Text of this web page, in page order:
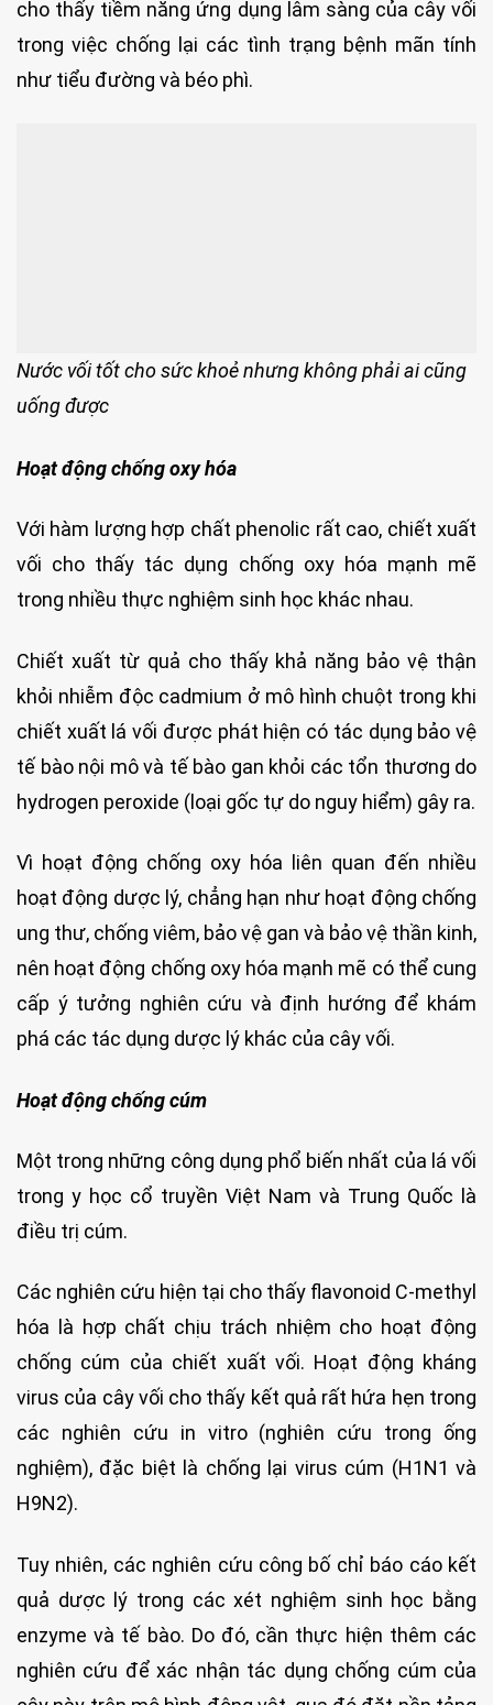
cho thấy tiềm năng ứng dụng lâm sàng của cây vối
trong việc chống lại các tình trạng bệnh mãn tính
như tiểu đường và béo phì.
Nước vối tốt cho sức khoẻ nhưng không phải ai cũng
uống được
Hoạt động chống oxy hóa
Với hàm lượng hợp chất phenolic rất cao, chiết xuất
vối cho thấy tác dụng chống oxy hóa mạnh mẽ
trong nhiều thực nghiệm sinh học khác nhau.
Chiết xuất từ quả cho thấy khả năng bảo vệ thận
khỏi nhiễm độc cadmium ở mô hình chuột trong khi
chiết xuất lá vối được phát hiện có tác dụng bảo vệ
tế bào nội mô và tế bào gan khỏi các tổn thương do
hydrogen peroxide (loại gốc tự do nguy hiểm) gây ra.
Vì hoạt động chống oxy hóa liên quan đến nhiều
hoạt động dược lý, chẳng hạn như hoạt động chống
ung thư, chống viêm, bảo vệ gan và bảo vệ thần kinh,
nên hoạt động chống oxy hóa mạnh mẽ có thể cung
cấp ý tưởng nghiên cứu và định hướng để khám
phá các tác dụng dược lý khác của cây vối.
Hoạt động chống cúm
Một trong những công dụng phổ biến nhất của lá vối
trong y học cổ truyền Việt Nam và Trung Quốc là
điều trị cúm.
Các nghiên cứu hiện tại cho thấy flavonoid C-methyl
hóa là hợp chất chịu trách nhiệm cho hoạt động
chống cúm của chiết xuất vối. Hoạt động kháng
virus của cây vối cho thấy kết quả rất hứa hẹn trong
các nghiên cứu in vitro (nghiên cứu trong ống
nghiệm), đặc biệt là chống lại virus cúm (H1N1 và
H9N2).
Tuy nhiên, các nghiên cứu công bố chỉ báo cáo kết
quả dược lý trong các xét nghiệm sinh học bằng
enzyme và tế bào. Do đó, cần thực hiện thêm các
nghiên cứu để xác nhận tác dụng chống cúm của